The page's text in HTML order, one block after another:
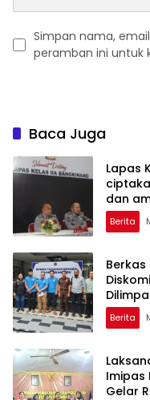
Simpan nama,
peramban ini untuk
Baca Juga
Lapas
dan
Berita
Berita
Imipas
Gelar